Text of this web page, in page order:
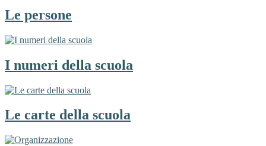
Le persone
I numeri della scuola
Le carte della scuola